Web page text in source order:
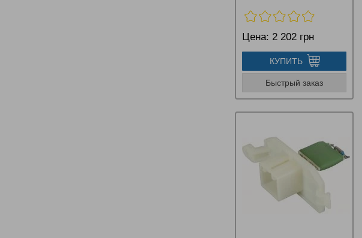
Цена: 2 202 грн
КУПИТЬ
Быстрый заказ